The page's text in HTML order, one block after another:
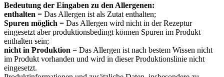
Bedeutung der Eingaben zu den Allergenen:
enthalten = Das Allergen ist als Zutat enthalten;
Spuren möglich = Das Allergen wird nicht in der Rezeptur
eingesetzt aber produktionsbedingt können Spuren im Produkt
enthalten sein;
nicht in Produktion = Das Allergen ist nach bestem Wissen nicht
im Produkt vorhanden und wird in dieser Produktionslinie nicht
eingesetzt.